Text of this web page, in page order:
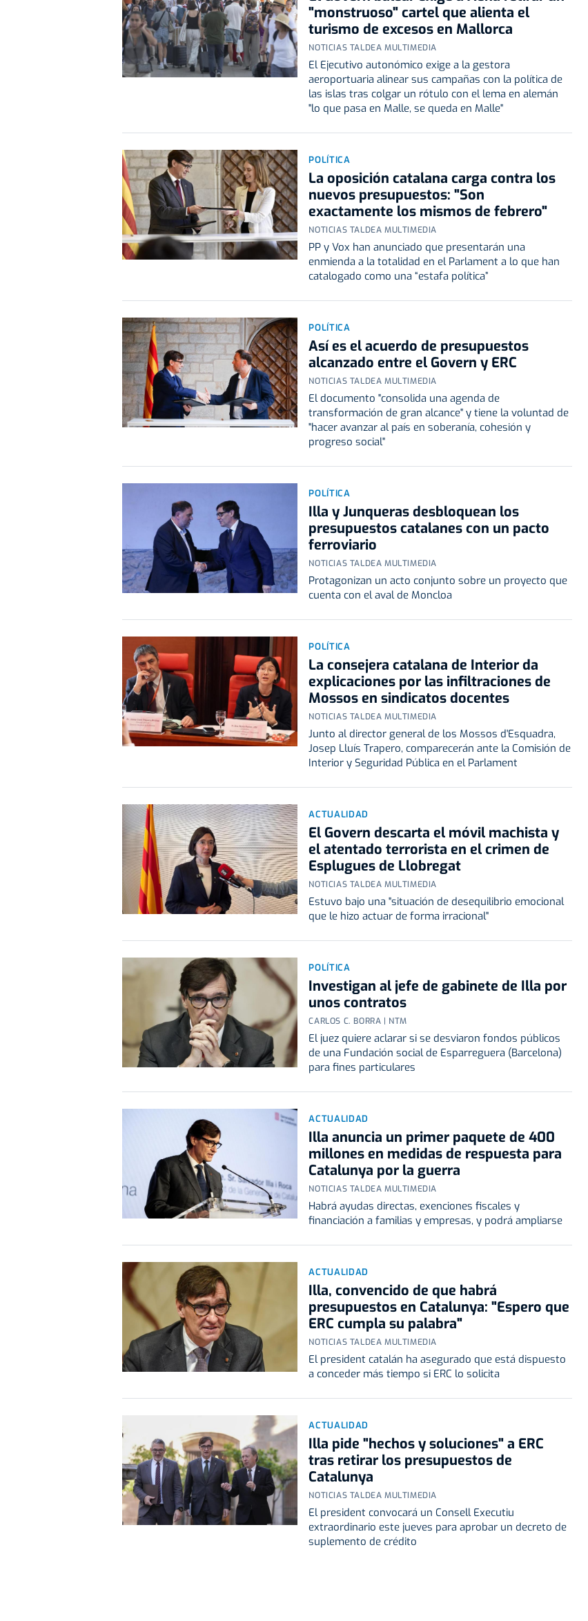
"monstruoso" cartel que alienta el
turismo de excesos en Mallorca
NOTICIAS TALDEA MULTIMEDIA
El Ejecutivo autonómico exige a la gestora
aeroportuaria alinear sus campañas con la política de
las islas tras colgar un rótulo con el lema en alemán
"lo que pasa en Malle, se queda en Malle"
POLÍTICA
La oposición catalana carga contra los
nuevos presupuestos: "Son
exactamente los mismos de febrero"
NOTICIAS TALDEA MULTIMEDIA
PP y Vox han anunciado que presentarán una
enmienda a la totalidad en el Parlament a lo que han
catalogado como una “estafa política”
POLÍTICA
Así es el acuerdo de presupuestos
alcanzado entre el Govern y ERC
NOTICIAS TALDEA MULTIMEDIA
El documento "consolida una agenda de
transformación de gran alcance" y tiene la voluntad de
"hacer avanzar al país en soberanía, cohesión y
progreso social"
POLÍTICA
Illa y Junqueras desbloquean los
presupuestos catalanes con un pacto
ferroviario
NOTICIAS TALDEA MULTIMEDIA
Protagonizan un acto conjunto sobre un proyecto que
cuenta con el aval de Moncloa
POLÍTICA
La consejera catalana de Interior da
explicaciones por las infiltraciones de
Mossos en sindicatos docentes
NOTICIAS TALDEA MULTIMEDIA
Junto al director general de los Mossos d'Esquadra,
Josep Lluís Trapero, comparecerán ante la Comisión de
Interior y Seguridad Pública en el Parlament
ACTUALIDAD
El Govern descarta el móvil machista y
el atentado terrorista en el crimen de
Esplugues de Llobregat
NOTICIAS TALDEA MULTIMEDIA
Estuvo bajo una "situación de desequilibrio emocional
que le hizo actuar de forma irracional"
POLÍTICA
Investigan al jefe de gabinete de Illa por
unos contratos
CARLOS C. BORRA | NTM
El juez quiere aclarar si se desviaron fondos públicos
de una Fundación social de Esparreguera (Barcelona)
para fines particulares
ACTUALIDAD
Illa anuncia un primer paquete de 400
millones en medidas de respuesta para
Catalunya por la guerra
NOTICIAS TALDEA MULTIMEDIA
Habrá ayudas directas, exenciones fiscales y
financiación a familias y empresas, y podrá ampliarse
ACTUALIDAD
Illa, convencido de que habrá
presupuestos en Catalunya: "Espero que
ERC cumpla su palabra"
NOTICIAS TALDEA MULTIMEDIA
El president catalán ha asegurado que está dispuesto
a conceder más tiempo si ERC lo solicita
ACTUALIDAD
Illa pide "hechos y soluciones" a ERC
tras retirar los presupuestos de
Catalunya
NOTICIAS TALDEA MULTIMEDIA
El president convocará un Consell Executiu
extraordinario este jueves para aprobar un decreto de
suplemento de crédito